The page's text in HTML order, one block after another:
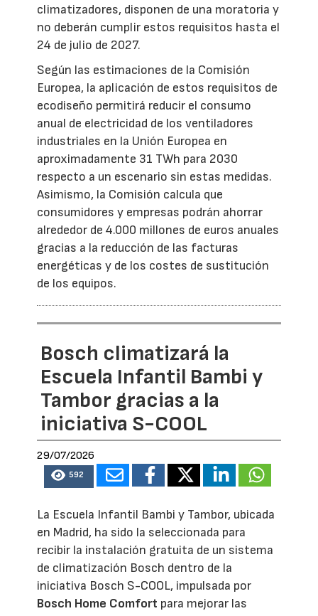
climatizadores, disponen de una moratoria y
no deberán cumplir estos requisitos hasta el
24 de julio de 2027.
Según las estimaciones de la Comisión
Europea, la aplicación de estos requisitos de
ecodiseño permitirá reducir el consumo
anual de electricidad de los ventiladores
industriales en la Unión Europea en
aproximadamente 31 TWh para 2030
respecto a un escenario sin estas medidas.
Asimismo, la Comisión calcula que
consumidores y empresas podrán ahorrar
alrededor de 4.000 millones de euros anuales
gracias a la reducción de las facturas
energéticas y de los costes de sustitución
de los equipos.
Bosch climatizará la
Escuela Infantil Bambi y
Tambor gracias a la
iniciativa S-COOL
29/07/2026
592
La Escuela Infantil Bambi y Tambor, ubicada
en Madrid, ha sido la seleccionada para
recibir la instalación gratuita de un sistema
de climatización Bosch dentro de la
iniciativa Bosch S-COOL, impulsada por
Bosch Home Comfort para mejorar las